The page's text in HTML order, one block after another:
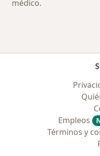
médico.
Empleos
Términos y